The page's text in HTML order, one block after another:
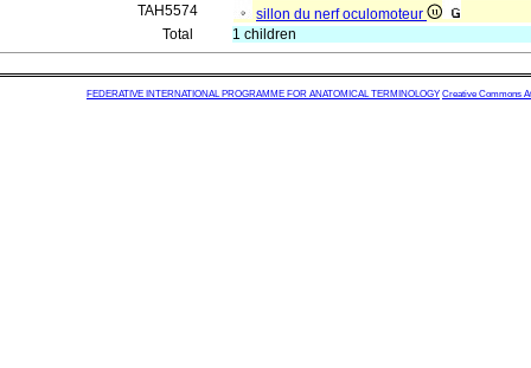
TAH5574
sillon du nerf oculomoteur
Total
1 children
FEDERATIVE INTERNATIONAL PROGRAMME FOR ANATOMICAL TERMINOLOGY Creative Commons